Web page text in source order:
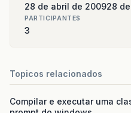
28 de abril de 200928
PARTICIPANTES
3
Topicos relacionados
Compilar e executar uma